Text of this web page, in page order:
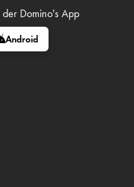
der Domino's App
Android